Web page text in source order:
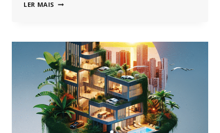
LER MAIS ALUGUEL
EM
SANTOS:
O
QUE
SABER
ANTES